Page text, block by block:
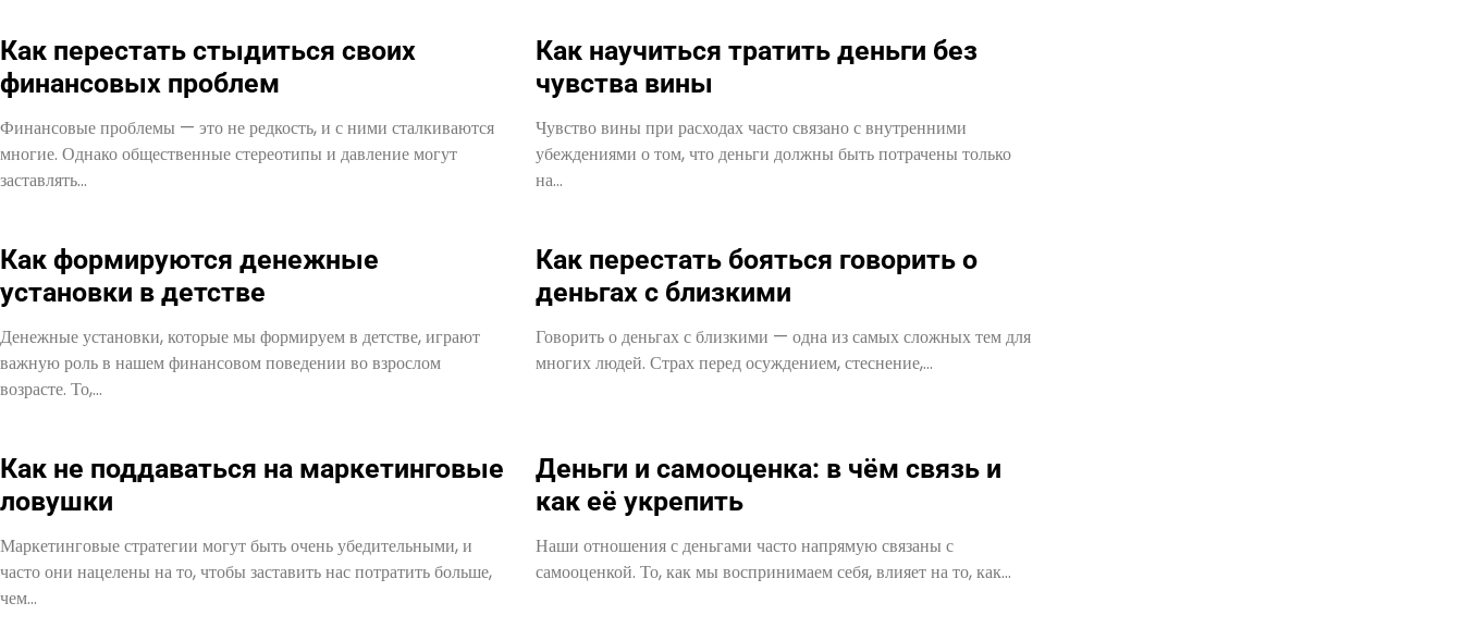
Как перестать стыдиться своих
финансовых проблем
Финансовые проблемы — это не редкость, и с ними сталкиваются
многие. Однако общественные стереотипы и давление могут
заставлять…
Как научиться тратить деньги без
чувства вины
Чувство вины при расходах часто связано с внутренними
убеждениями о том, что деньги должны быть потрачены только
на…
Как формируются денежные
установки в детстве
Денежные установки, которые мы формируем в детстве, играют
важную роль в нашем финансовом поведении во взрослом
возрасте. То,…
Как перестать бояться говорить о
деньгах с близкими
Говорить о деньгах с близкими — одна из самых сложных тем для
многих людей. Страх перед осуждением, стеснение,…
Как не поддаваться на маркетинговые
ловушки
Маркетинговые стратегии могут быть очень убедительными, и
часто они нацелены на то, чтобы заставить нас потратить больше,
чем…
Деньги и самооценка: в чём связь и
как её укрепить
Наши отношения с деньгами часто напрямую связаны с
самооценкой. То, как мы воспринимаем себя, влияет на то, как…